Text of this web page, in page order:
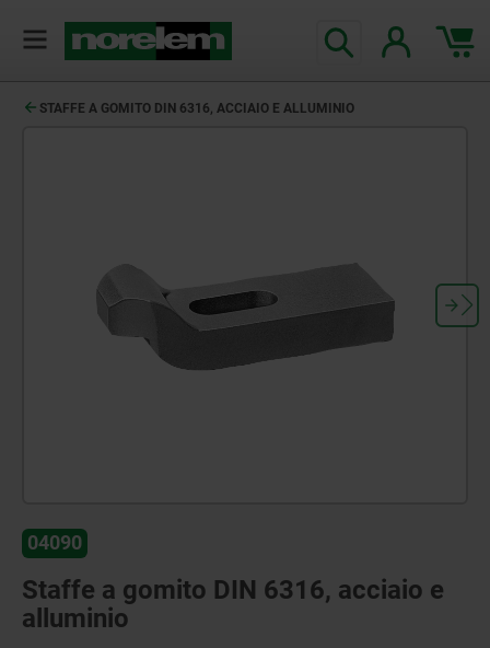
STAFFE A GOMITO DIN 6316, ACCIAIO E ALLUMINIO
04090
Staffe a gomito DIN 6316, acciaio e
alluminio